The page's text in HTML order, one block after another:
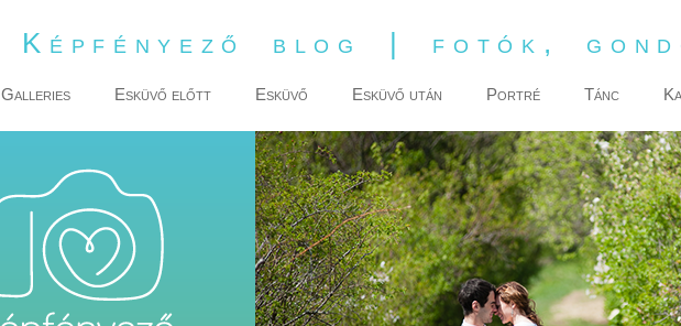
Képfényező blog | fotók,
Galleries Esküvő előtt Esküvő Esküvő után Portré Tánc